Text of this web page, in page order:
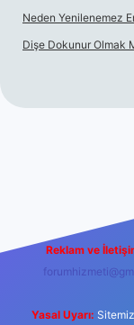
Neden Yenilenemez
Dişe Dokunur Olmak
Reklam ve
Yasal Uyarı: